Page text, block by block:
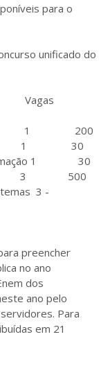
para o
unificado do
1 200
1 30
1 30
3 500
3 -
preencher
no ano
dos
ano pelo
Para
em 21